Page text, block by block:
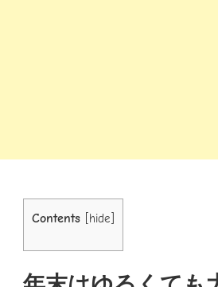
Contents hide